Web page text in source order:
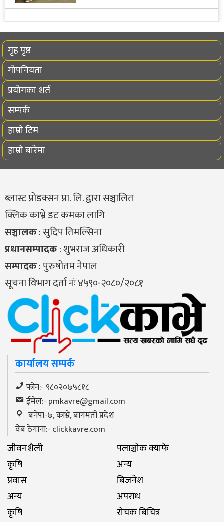
गृह पृष्ठ
गोपनियता
प्रयोगका शर्त
सम्पर्क
हाम्रो टिम
हाम्रो बारेमा
ब्लास्ट प्रोडक्सन प्रा. लि. द्वारा सञ्चालित
क्लिक काभ्रे डट कमका लागि
सञ्चालक: सुदिप तिमल्सिना
प्रधानसम्पादक: शुभराज अधिकारी
सम्पादक: पुरुषोतम नेपाल
सूचना विभाग दर्ता नंः ४५९०-२०८०/२०८१
कार्यालय सम्पर्क
फोन:- ९८०२०७५८१८
ईमेल:- pmkavre@gmail.com
बनेपा-७, काभ्रे, बागमती प्रदेश
वेब ठेगाना:- clickkavre.com
जीवनशैली
पलाञ्चाेक क्याफे
कृषि
अन्य
प्रवास
बिजनेश
अन्य
अपराध
कृषि
रोचक बिचित्र